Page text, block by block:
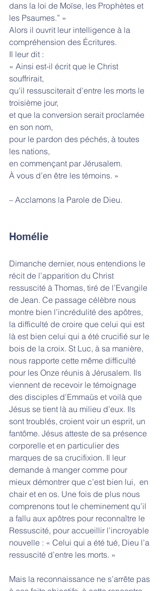
dans la loi de Moïse, les Prophètes et
les Psaumes.” »
Alors il ouvrit leur intelligence à la
compréhension des Écritures.
Il leur dit :
« Ainsi est-il écrit que le Christ
souffrirait,
qu’il ressusciterait d’entre les morts le
troisième jour,
et que la conversion serait proclamée
en son nom,
pour le pardon des péchés, à toutes
les nations,
en commençant par Jérusalem.
À vous d’en être les témoins. »
– Acclamons la Parole de Dieu.
Homélie
Dimanche dernier, nous entendions le
récit de l’apparition du Christ
ressuscité à Thomas, tiré de l’Evangile
de Jean. Ce passage célèbre nous
montre bien l’incrédulité des apôtres,
la difficulté de croire que celui qui est
là est bien celui qui a été crucifié sur le
bois de la croix. St Luc, à sa manière,
nous rapporte cette même difficulté
pour les Onze réunis à Jérusalem. Ils
viennent de recevoir le témoignage
des disciples d’Emmaüs et voilà que
Jésus se tient là au milieu d’eux. Ils
sont troublés, croient voir un esprit, un
fantôme. Jésus atteste de sa présence
corporelle et en particulier des
marques de sa crucifixion. Il leur
demande à manger comme pour
mieux démontrer que c’est bien lui,  en
chair et en os. Une fois de plus nous
comprenons tout le cheminement qu’il
a fallu aux apôtres pour reconnaître le
Ressuscité, pour accueillir l’incroyable
nouvelle : « Celui qui a été tué, Dieu l’a
ressuscité d’entre les morts. »
Mais la reconnaissance ne s’arrête pas